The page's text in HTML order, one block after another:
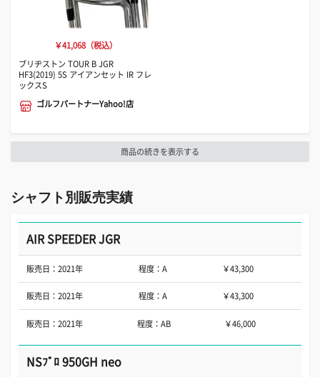
￥41,068（税込）
ブリヂストン TOUR B JGR
HF3(2019) 5S アイアンセット IR フレ
ックスS
ゴルフパートナーYahoo!店
商品の続きを表示する
シャフト別販売実績
AIR SPEEDER JGR
販売日：2021年 程度：A ￥43,300
販売日：2021年 程度：A ￥43,300
販売日：2021年 程度：AB ￥46,000
NSﾌﾟﾛ 950GH neo